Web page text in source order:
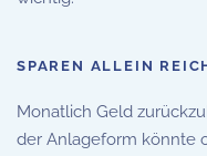
SPAREN ALLEIN
Monatlich Geld
der Anlageform könnte